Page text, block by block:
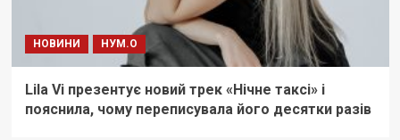
НОВИНИ НУМ.О
Lila Vi презентує новий трек «Нічне таксі» і
пояснила, чому переписувала його десятки разів